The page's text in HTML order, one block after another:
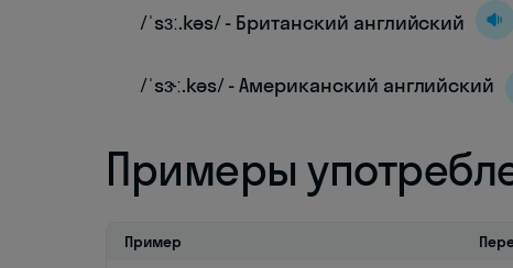
/ˈsɜː.kəs/ - Британский английский
/ˈsɝː.kəs/ - Американский английский
Примеры
Пример